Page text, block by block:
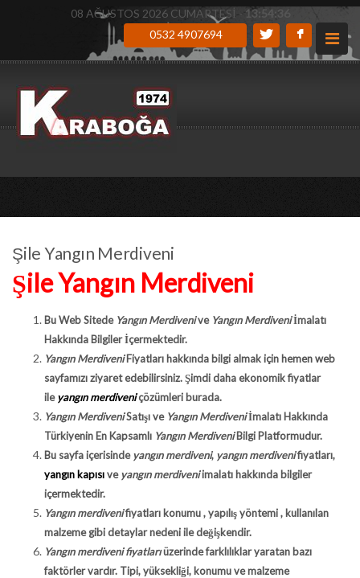
08 AĞUSTOS 2026 CUMARTESİ - 13:54:37
0532 4907694
Şile Yangın Merdiveni
Şile Yangın Merdiveni
Bu Web Sitede Yangın Merdivenive Yangın Merdiveniİmalatı
Hakkında Bilgiler İçermektedir.
Yangın MerdiveniFiyatları hakkında bilgi almak için hemen web
sayfamızı ziyaret edebilirsiniz. Şimdi daha ekonomik fiyatlar
ileyangın merdiveniçözümleri burada.
Yangın MerdiveniSatışı ve Yangın Merdiveniİmalatı Hakkında
Türkiyenin En Kapsamlı Yangın MerdiveniBilgi Platformudur.
Bu sayfa içerisindeyangın merdiveni, yangın merdivenifiyatları,
yangın kapısıveyangın merdiveniimalatı hakkında bilgiler
içermektedir.
Yangın merdivenifiyatları konumu , yapılış yöntemi , kullanılan
malzeme gibi detaylar nedeni ile değişkendir.
Yangın merdiveni fiyatlarıüzerinde farklılıklar yaratan bazı
faktörler vardır. Tipi, yüksekliği, konumu ve malzeme